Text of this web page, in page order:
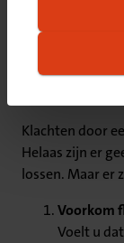
cookie-
informatie
cookies we
Wat
Klachten door
Helaas zijn er
lossen. Maar er
Voorkom
Voelt u